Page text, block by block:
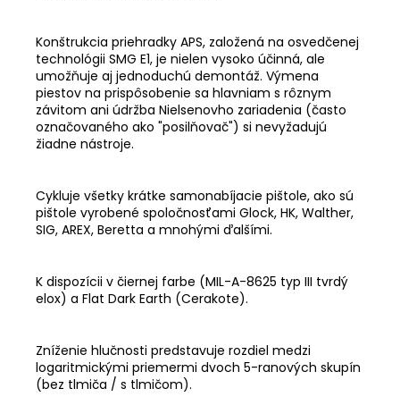
Konštrukcia priehradky APS, založená na osvedčenej
technológii SMG E1, je nielen vysoko účinná, ale
umožňuje aj jednoduchú demontáž. Výmena
piestov na prispôsobenie sa hlavniam s rôznym
závitom ani údržba Nielsenovho zariadenia (často
označovaného ako "posilňovač") si nevyžadujú
žiadne nástroje.
Cykluje všetky krátke samonabíjacie pištole, ako sú
pištole vyrobené spoločnosťami Glock, HK, Walther,
SIG, AREX, Beretta a mnohými ďalšími.
K dispozícii v čiernej farbe (MIL-A-8625 typ III tvrdý
elox) a Flat Dark Earth (Cerakote).
Zníženie hlučnosti predstavuje rozdiel medzi
logaritmickými priemermi dvoch 5-ranových skupín
(bez tlmiča / s tlmičom).
LEFT)
9X19
011,46